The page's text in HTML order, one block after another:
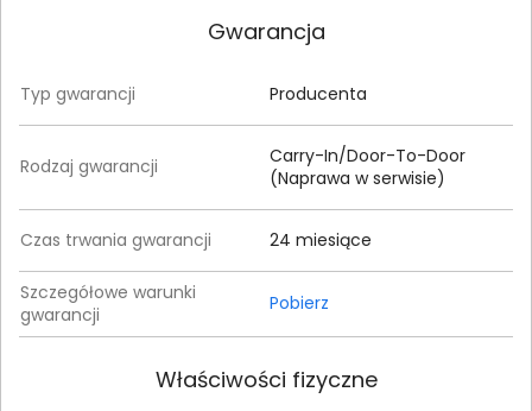
Gwarancja
Typ gwarancji Producenta
Rodzaj gwarancji
Carry-In/Door-To-Door
(Naprawa w serwisie)
Czas trwania gwarancji 24 miesiące
Szczegółowe warunki
gwarancji
Pobierz
Właściwości fizyczne